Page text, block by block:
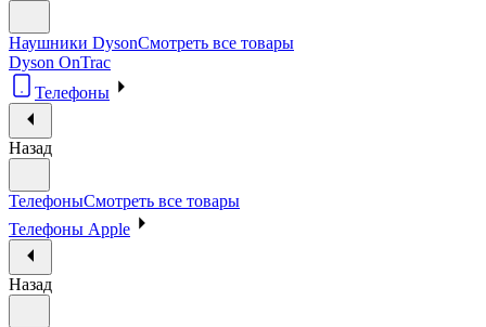
Наушники DysonСмотреть все товары
Dyson OnTrac
Телефоны
Назад
ТелефоныСмотреть все товары
Телефоны Apple
Назад